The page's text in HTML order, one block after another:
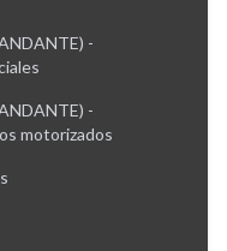
-
-
motorizados